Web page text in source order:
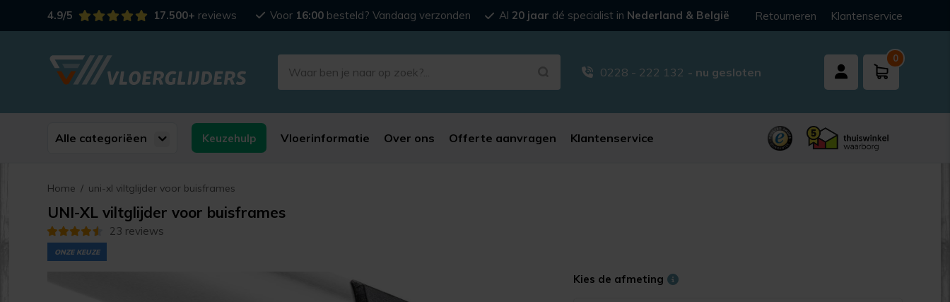
4.9/5 17.500+ reviews Voor 16:00besteld? Vandaag verzonden Al 20 jaar dé specialist in Nederland & België Retourneren Klantenservice
0228 - 222 132 - nu gesloten
0
Alle categoriëen Keuzehulp Vloerinformatie Over ons Offerte aanvragen Klantenservice
Home / uni-xl viltglijder voor buisframes
UNI-XL viltglijder voor buisframes
23 reviews
ONZE KEUZE
Kies de afmeting